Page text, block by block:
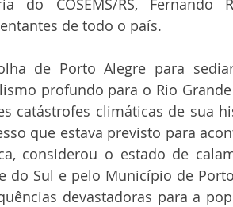
do COSEMS/RS,
de todo o país.
de Porto Alegre para
profundo para o Rio
catástrofes climáticas de sua
que estava previsto para
considerou o estado de
do Sul e pelo Município de
devastadoras para a